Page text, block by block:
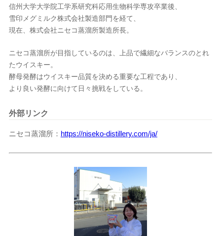
信州大学大学院工学系研究科応用生物科学専攻卒業後、
雪印メグミルク株式会社製造部門を経て、
現在、株式会社ニセコ蒸溜所製造所長。
ニセコ蒸溜所が目指しているのは、上品で繊細なバランスのとれ
たウイスキー。
酵母発酵はウイスキー品質を決める重要な工程であり、
より良い発酵に向けて日々挑戦をしている。
外部リンク
ニセコ蒸溜所 https://niseko-distillery.com/ja/